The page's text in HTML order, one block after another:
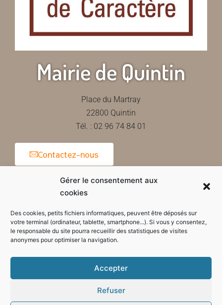
Gérer le consentement aux
cookies
Des cookies, petits fichiers informatiques, peuvent être déposés sur
votre terminal (ordinateur, tablette, smartphone...). Si vous y consentez,
le responsable du site pourra recueillir des statistiques de visites
anonymes pour optimiser la navigation.
Accepter
Refuser
Mairie de Quintin
Place du Martray
22800 Quintin
Tél. : 02 96 74 84 01
Contactez-nous
Horaires d'ouverture de la mairie